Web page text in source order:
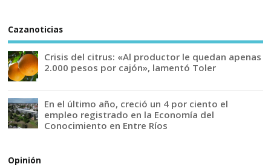
Cazanoticias
Crisis del citrus: «Al productor le quedan apenas
2.000 pesos por cajón», lamentó Toler
En el último año, creció un 4 por ciento el
empleo registrado en la Economía del
Conocimiento en Entre Ríos
Opinión